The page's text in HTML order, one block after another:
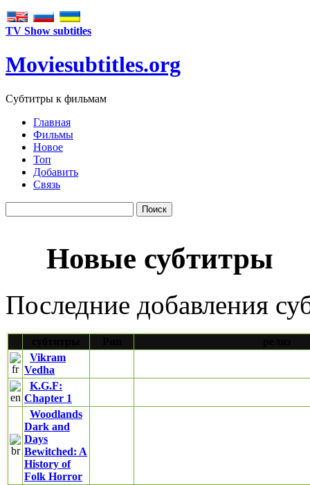
TV Show subtitles
Moviesubtitles.org
Субтитры к фильмам
Главная
Фильмы
Новое
Топ
Добавить
Связь
Новые субтитры
Последние добавления
Vikram
Vedha
K.G.F:
Chapter 1
Woodlands
Dark and
Days
Bewitched: A
History of
Folk Horror